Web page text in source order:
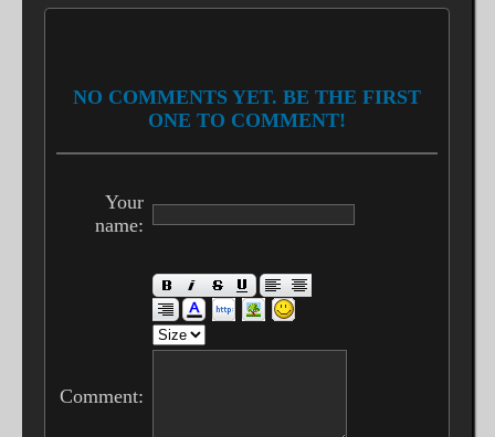
NO COMMENTS YET. BE THE FIRST
ONE TO COMMENT!
Your
name:
Comment: